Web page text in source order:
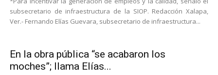
subsecretario de infraestructura de la SIOP. Redacción Xalapa,
Ver.- Fernando Elías Guevara, subsecretario de infraestructura...
En la obra pública “se acabaron los
moches”; llama Elías...